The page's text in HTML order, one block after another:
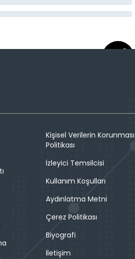
Kişisel Verilerin Korunması
Politikası
İzleyici Temsilcisi
Kullanım Koşulları
Aydınlatma Metni
Çerez Politikası
Biyografi
İletişim